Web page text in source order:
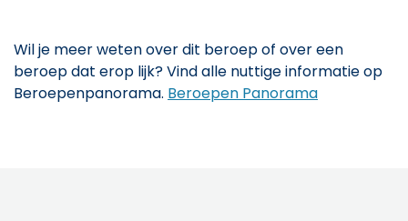
Wil je meer weten over dit beroep of over een
beroep dat erop lijk? Vind alle nuttige informatie op
Beroepenpanorama. Beroepen Panorama